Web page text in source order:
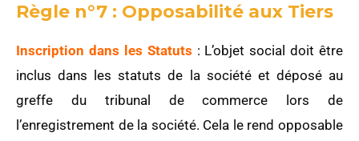
Règle n°7 : Opposabilité aux Tiers
Inscription dans les Statuts : L’objet social doit être
inclus dans les statuts de la société et déposé au
greffe du tribunal de commerce lors de
l’enregistrement de la société. Cela le rend opposable